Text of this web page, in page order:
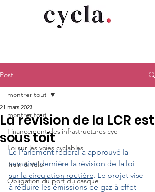
Post
montrer tout
Financement des infrastructures cyc
Loi sur les voies cyclables
Train & Vélo
Obligation du port du casque
montrer tout
La révision de la LCR est
sous toit
21 mars 2023
Le Parlement fédéral a approuvé la
semaine dernière la révision de la loi
sur la circulation routière. Le projet vise
à réduire les émissions de gaz à effet